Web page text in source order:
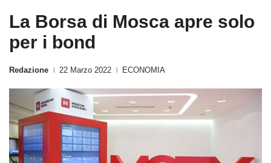
La Borsa di Mosca apre solo
per i bond
Redazione 22 Marzo 2022 ECONOMIA